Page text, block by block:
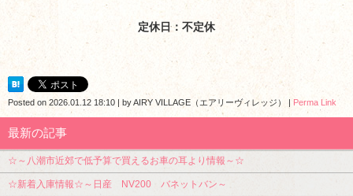
定休日：不定休
Posted on 2026.01.12 18:10 | byAIRY VILLAGE（エアリーヴィレッジ） | Perma Link
最新の記事
☆～八潮市近郊で低予算で買えるお車の耳より情報～☆
☆新着入庫情報☆～日産 NV200 バネットバン～